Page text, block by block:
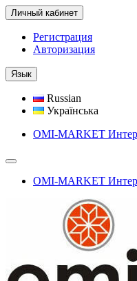
Личный кабинет
Регистрация
Авторизация
Язык
Russian
Українська
OMI-MARKET
OMI-MARKET